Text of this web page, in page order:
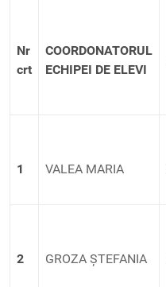
Nr
crt
COORDONATORUL
ECHIPEI DE ELEVI
1 VALEA MARIA
2 GROZA ȘTEFANIA